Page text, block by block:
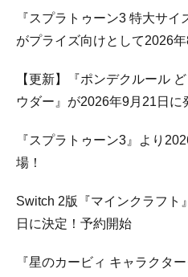
『スプラトゥーン3 特大サイ
がプライズ向けとして2026
【更新】『ポンデクルール
ウダー』が2026年9月21日に
『スプラトゥーン3』より
場！
Switch 2版『マインクラフト
日に決定！予約開始
『星のカービィ キャラクタ